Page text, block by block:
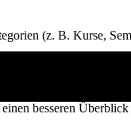
(z. B. Kurse,
besseren